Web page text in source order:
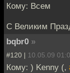
Кому: Всем
С Великим
bqbr0 »
#120 | 10.05.09
Кому: ) Kenny (,